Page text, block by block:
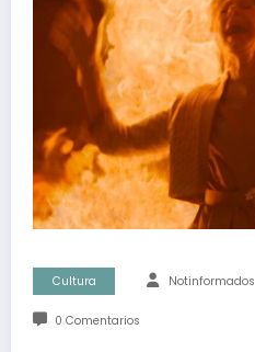
Cultura Notinformados
0 Comentarios